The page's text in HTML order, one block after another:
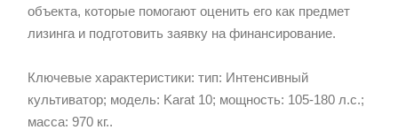
объекта, которые помогают оценить его как предмет
лизинга и подготовить заявку на финансирование.
Ключевые характеристики: тип: Интенсивный
культиватор; модель: Karat 10; мощность: 105-180 л.с.;
масса: 970 кг..